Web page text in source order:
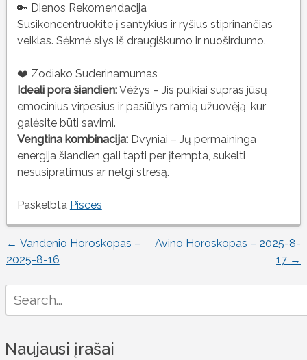
🔑 Dienos Rekomendacija
Susikoncentruokite į santykius ir ryšius stiprinančias
veiklas. Sėkmė slys iš draugiškumo ir nuoširdumo.
❤️ Zodiako Suderinamumas
Ideali pora šiandien:Vėžys – Jis puikiai supras jūsų
emocinius virpesius ir pasiūlys ramią užuovėją, kur
galėsite būti savimi.
Vengtina kombinacija:Dvyniai – Jų permaininga
energija šiandien gali tapti per įtempta, sukelti
nesusipratimus ar netgi stresą.
Paskelbta Pisces
Įrašo
naršymas
← Vandenio Horoskopas –
2025-8-16
Avino Horoskopas – 2025-8-
17 →
for:
Naujausi įrašai